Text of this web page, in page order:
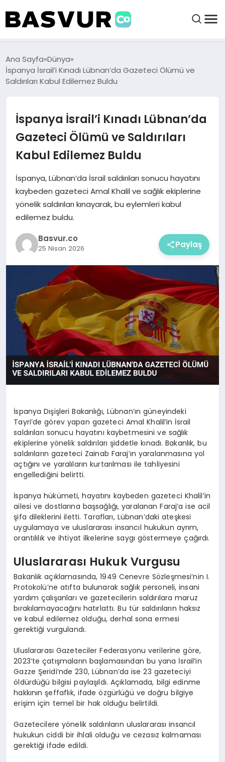
BAŞVURULAR
BAYILIKLER
HABERLER
KRIPTO HABER
Ana Sayfa Dünya
İspanya İsrail’i Kınadı Lübnan’da Gazeteci Ölümü ve
Saldırıları Kabul Edilemez Buldu
İspanya İsrail’i Kınadı Lübnan’da
Gazeteci Ölümü ve Saldırıları
Kabul Edilemez Buldu
İspanya, Lübnan’da İsrail saldırıları sonucu hayatını
kaybeden gazeteci Amal Khalil ve sağlık ekiplerine
yönelik saldırıları kınayarak, bu eylemleri kabul
edilemez buldu.
Basvur.co
25 Nisan 2026 Paylaş
İspanya Dışişleri Bakanlığı, Lübnan’ın güneyindeki
Tayri’de görev yapan gazeteci Amal Khalil’in İsrail
saldırıları sonucu hayatını kaybetmesini ve sağlık
ekiplerine yönelik saldırıları şiddetle kınadı. Bakanlık, bu
saldırıların gazeteci Zainab Faraj’ın yaralanmasına yol
açtığını ve yaralıların kurtarılması ile tahliyesini
engellediğini belirtti.
İspanya hükümeti, hayatını kaybeden gazeteci Khalil’in
ailesi ve dostlarına başsağlığı, yaralanan Faraj’a ise acil
şifa dileklerini iletti. Tarafları, Lübnan’daki ateşkesi
uygulamaya ve uluslararası insancıl hukukun ayrım,
orantılılık ve ihtiyat ilkelerine saygı göstermeye çağırdı.
Uluslararası Hukuk Vurgusu
Bakanlık açıklamasında, 1949 Cenevre Sözleşmesi’nin I.
Protokolü’ne atıfta bulunarak sağlık personeli, insani
yardım çalışanları ve gazetecilerin saldırılara maruz
bırakılamayacağını hatırlattı. Bu tür saldırıların haksız
ve kabul edilemez olduğu, derhal sona ermesi
gerektiği vurgulandı.
Uluslararası Gazeteciler Federasyonu verilerine göre,
2023’te çatışmaların başlamasından bu yana İsrail’in
Gazze Şeridi’nde 230, Lübnan’da ise 23 gazeteciyi
öldürdüğü bilgisi paylaşıldı. Açıklamada, bilgi edinme
hakkının şeffaflık, ifade özgürlüğü ve doğru bilgiye
erişim için temel bir hak olduğu belirtildi.
Gazetecilere yönelik saldırıların uluslararası insancıl
hukukun ciddi bir ihlali olduğu ve cezasız kalmaması
gerektiği ifade edildi.